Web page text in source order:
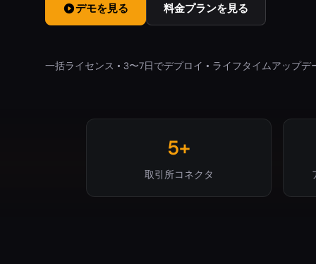
デモを見る 料金プランを見る
一括ライセンス • 3〜7日でデプロイ • ライフタイムアップデ
5+
取引所コネクタ